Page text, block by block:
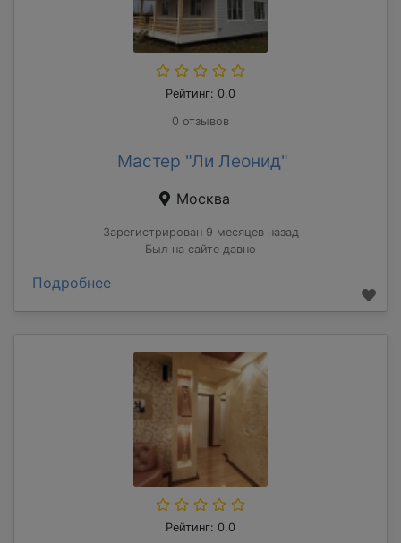
Рейтинг: 0.0
0 отзывов
Мастер "Ли Леонид"
Москва
Зарегистрирован 9 месяцев назад
Был на сайте давно
Подробнее
Рейтинг: 0.0